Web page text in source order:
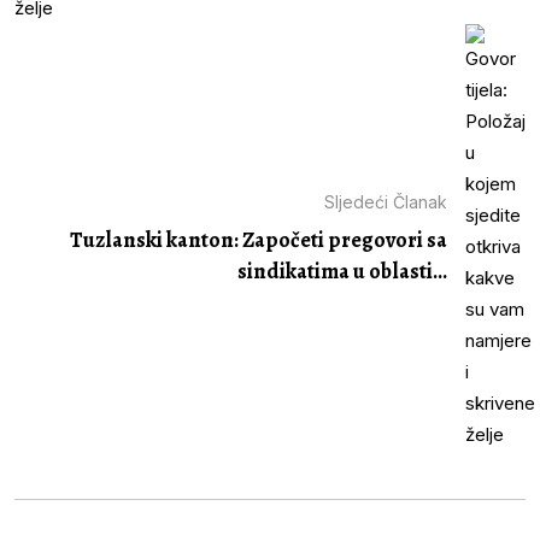
Sljedeći Članak
Tuzlanski kanton: Započeti pregovori sa
sindikatima u oblasti...